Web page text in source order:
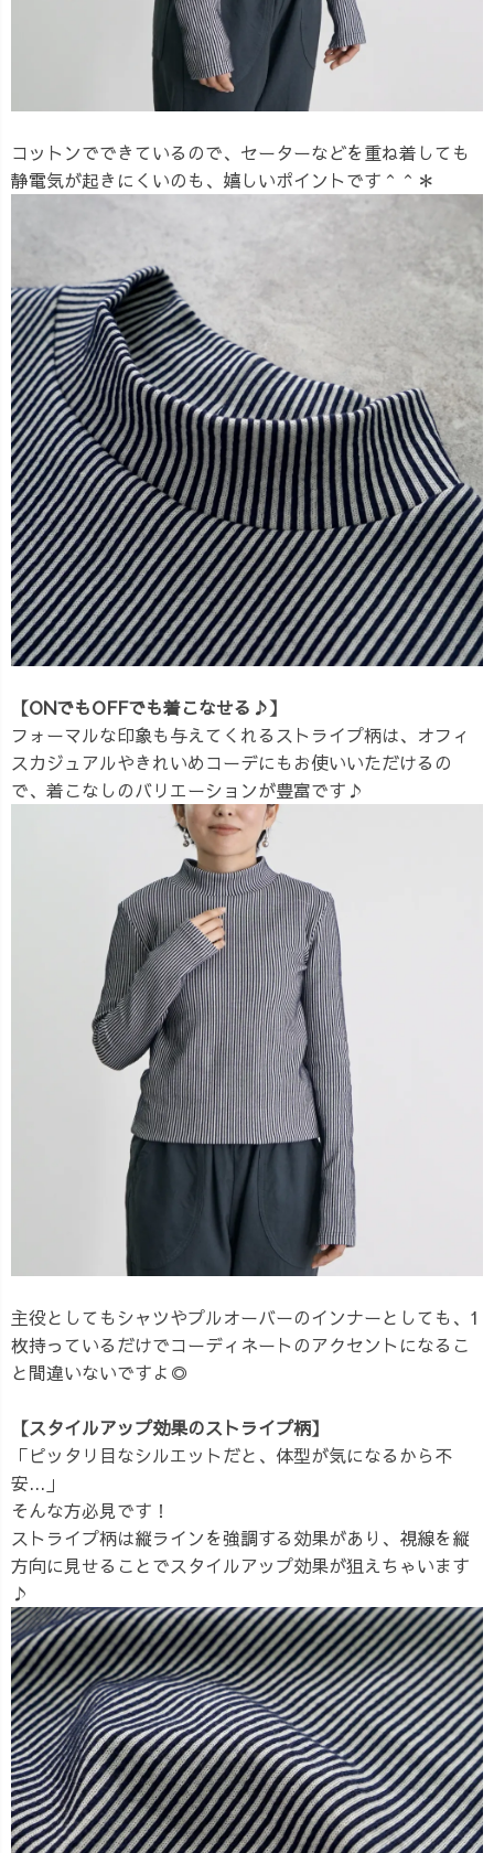
コットンでできているので、セーターなどを重ね着しても
静電気が起きにくいのも、嬉しいポイントです＾＾＊
【ONでもOFFでも着こなせる♪】
フォーマルな印象も与えてくれるストライプ柄は、オフィ
スカジュアルやきれいめコーデにもお使いいただけるの
で、着こなしのバリエーションが豊富です♪
主役としてもシャツやプルオーバーのインナーとしても、1
枚持っているだけでコーディネートのアクセントになるこ
と間違いないですよ◎
【スタイルアップ効果のストライプ柄】
「ピッタリ目なシルエットだと、体型が気になるから不
安...」
そんな方必見です！
ストライプ柄は縦ラインを強調する効果があり、視線を縦
方向に見せることでスタイルアップ効果が狙えちゃいます
♪